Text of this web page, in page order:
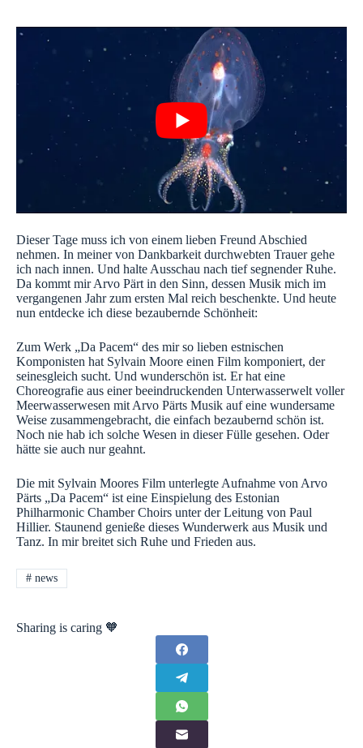
Dieser Tage muss ich von einem lieben Freund Abschied
nehmen. In meiner von Dankbarkeit durchwebten Trauer gehe
ich nach innen. Und halte Ausschau nach tief segnender Ruhe.
Da kommt mir Arvo Pärt in den Sinn, dessen Musik mich im
vergangenen Jahr zum ersten Mal reich beschenkte. Und heute
nun entdecke ich diese bezaubernde Schönheit:
Zum Werk „Da Pacem“ des mir so lieben estnischen
Komponisten hat Sylvain Moore einen Film komponiert, der
seinesgleich sucht. Und wunderschön ist. Er hat eine
Choreografie aus einer beeindruckenden Unterwasserwelt voller
Meerwasserwesen mit Arvo Pärts Musik auf eine wundersame
Weise zusammengebracht, die einfach bezaubernd schön ist.
Noch nie hab ich solche Wesen in dieser Fülle gesehen. Oder
hätte sie auch nur geahnt.
Die mit Sylvain Moores Film unterlegte Aufnahme von Arvo
Pärts „Da Pacem“ ist eine Einspielung des Estonian
Philharmonic Chamber Choirs unter der Leitung von Paul
Hillier. Staunend genieße dieses Wunderwerk aus Musik und
Tanz. In mir breitet sich Ruhe und Frieden aus.
#news
Sharing is caring 🧡